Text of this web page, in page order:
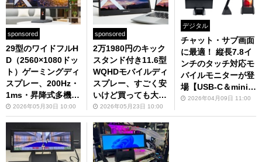
sponsored
29型のワイドフルH
D（2560×1080ドッ
ト）ゲーミングディ
スプレー、200Hz・
1ms・昇降式多機能
スタンドで3万2980
円は断然買いでしょ
う
2026年05月30日 10:00
sponsored
2万1980円のキック
スタンド付き11.6型
WQHDモバイルディ
スプレー、すごく安
いけど買っても大丈
夫？2026年05月23日 10:00
デジタル
チャット・サブ画面
に最適！ 縦長7.8イ
ンチのタッチ対応モ
バイルモニターが登
場【USB-C＆miniH
DMI対応】
2026年04月09日 11:00